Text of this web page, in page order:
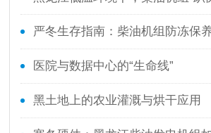
严冬生存指南：柴油机组防冻保
医院与数据中心的“生命线”
黑土地上的农业灌溉与烘干应用